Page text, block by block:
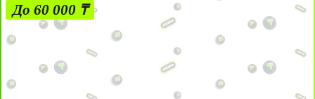
До 60 000 ₸